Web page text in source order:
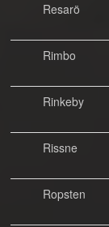
Resarö
Rimbo
Rinkeby
Rissne
Ropsten